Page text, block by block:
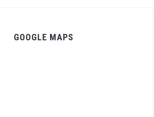
GOOGLE MAPS